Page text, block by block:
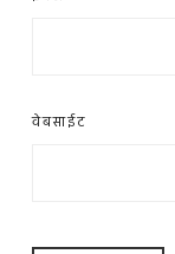
वेबसाईट